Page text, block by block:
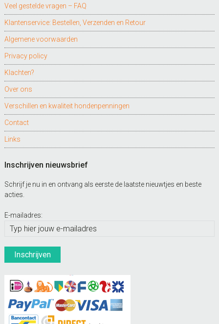
Veel gestelde vragen – FAQ
Klantenservice: Bestellen, Verzenden en Retour
Algemene voorwaarden
Privacy policy
Klachten?
Over ons
Verschillen en kwaliteit hondenpenningen
Contact
Links
Inschrijven nieuwsbrief
Schrijf je nu in en ontvang als eerste de laatste nieuwtjes en beste
acties.
E-mailadres: